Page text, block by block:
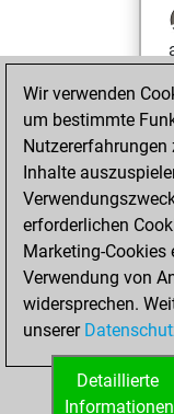
Wir verwenden
um bestimmte
Nutzererfahrungen
Inhalte
erforderlichen
Marketing-Cookies
Verwendung von
widersprechen.
unserer
Detaillierte
Informationen